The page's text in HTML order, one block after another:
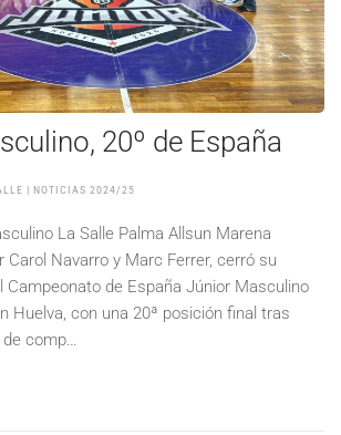
20º de España
| NOTICIAS 2024/25
La Salle Palma Allsun Marena
Carol Navarro y Marc Ferrer, cerró su
Campeonato de España Júnior Masculino
Huelva, con una 20ª posición final tras
de comp…